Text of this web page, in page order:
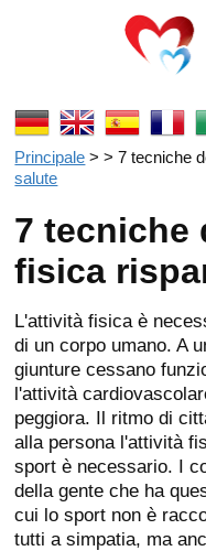
Principale > > 7 tecniche
salute
7 tecniche
fisica
L'attività fisica è
di un corpo umano. A
giunture cessano
l'attività
peggiora. Il ritmo di
alla persona l'attività
sport è necessario. I
della gente che ha
cui lo sport non è
tutti a simpatia, ma